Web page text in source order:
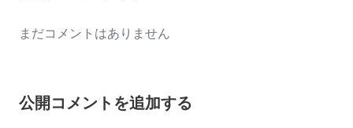
まだコメントはありません
公開コメントを追加する